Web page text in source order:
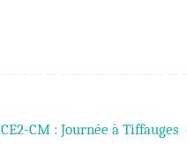
CE2-CM : Journée à Tiffauges